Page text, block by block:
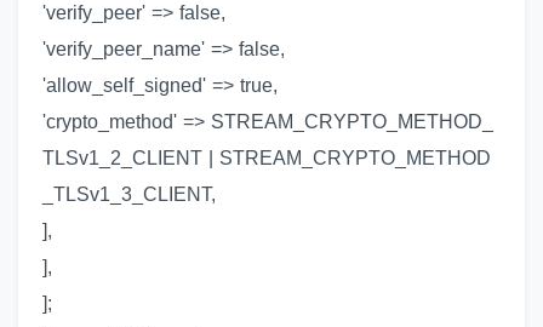
'verify_peer' => false,
'verify_peer_name' => false,
'allow_self_signed' => true,
'crypto_method' => STREAM_CRYPTO_METHOD_
TLSv1_2_CLIENT | STREAM_CRYPTO_METHOD
_TLSv1_3_CLIENT,
],
],
];